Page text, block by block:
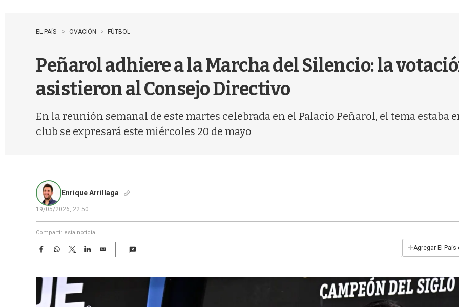
EL PAÍS OVACIÓN FÚTBOL
Peñarol adhiere a la Marcha del Silencio: la
asistieron al Consejo Directivo
En la reunión semanal de este martes celebrada en el Palacio Peñarol, el tema estaba
club se expresará este miércoles 20 de mayo
Enrique Arrillaga
19/05/2026, 22:50
Compartir esta noticia
F
e
b
W
t
T
w
t
t
e
L
k
E
i
+Agregar El País